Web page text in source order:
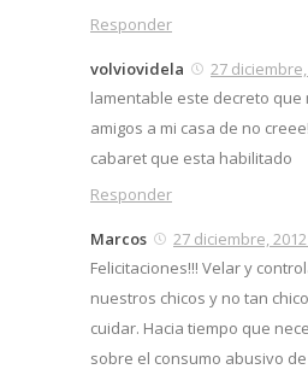
Responder
volviovidela
27
lamentable este decreto
amigos a mi casa de no
cabaret que esta habilitado
Responder
Marcos
27 diciembre,
Felicitaciones!!! Velar y
nuestros chicos y no tan
cuidar. Hacia tiempo que
sobre el consumo abusivo